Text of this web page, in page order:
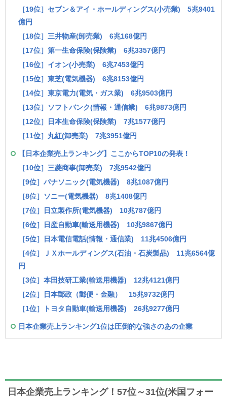
［19位］セブン＆アイ・ホールディングス(小売業) 5兆9401
億円
［18位］三井物産(卸売業) 6兆168億円
［17位］第一生命保険(保険業) 6兆3357億円
［16位］イオン(小売業) 6兆7453億円
［15位］東芝(電気機器) 6兆8153億円
［14位］東京電力(電気・ガス業) 6兆9503億円
［13位］ソフトバンク(情報・通信業) 6兆9873億円
［12位］日本生命保険(保険業) 7兆1577億円
［11位］丸紅(卸売業) 7兆3951億円
【日本企業売上ランキング】ここからTOP10の発表！
［10位］三菱商事(卸売業) 7兆9542億円
［9位］パナソニック(電気機器) 8兆1087億円
［8位］ソニー(電気機器) 8兆1408億円
［7位］日立製作所(電気機器) 10兆787億円
［6位］日産自動車(輸送用機器) 10兆9867億円
［5位］日本電信電話(情報・通信業) 11兆4506億円
［4位］ＪＸホールディングス(石油・石炭製品) 11兆6564億
円
［3位］本田技研工業(輸送用機器) 12兆4121億円
［2位］日本郵政（郵便・金融） 15兆9732億円
［1位］トヨタ自動車(輸送用機器) 26兆9277億円
日本企業売上ランキング1位は圧倒的な強さのあの企業
日本企業売上ランキング！57位～31位(米国フォー